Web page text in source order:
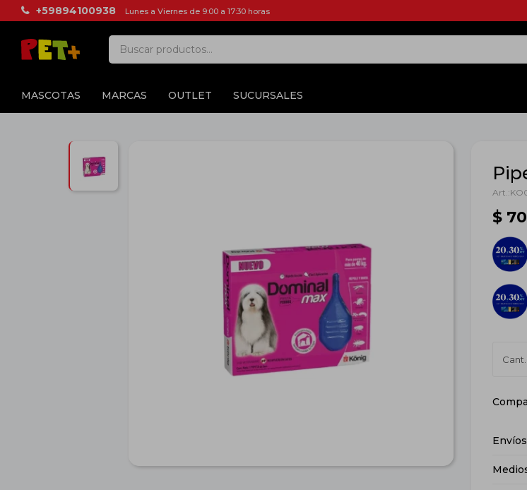
MASCOTAS MARCAS OUTLET SUCURSALES
+59894100938 Lunes a Viernes de 9:00 a 17:30 horas
$
Envíos